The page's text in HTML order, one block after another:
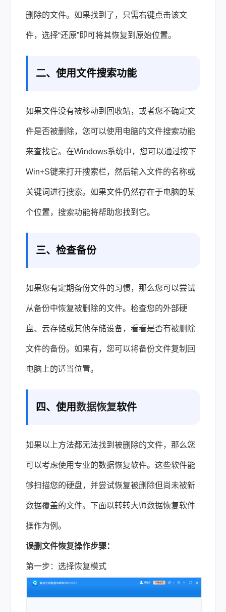
删除的文件。如果找到了，只需右键点击该文
件，选择“还原”即可将其恢复到原始位置。
二、使用文件搜索功能
如果文件没有被移动到回收站，或者您不确定文
件是否被删除，您可以使用电脑的文件搜索功能
来查找它。在Windows系统中，您可以通过按下
Win+S键来打开搜索栏，然后输入文件的名称或
关键词进行搜索。如果文件仍然存在于电脑的某
个位置，搜索功能将帮助您找到它。
三、检查备份
如果您有定期备份文件的习惯，那么您可以尝试
从备份中恢复被删除的文件。检查您的外部硬
盘、云存储或其他存储设备，看看是否有被删除
文件的备份。如果有，您可以将备份文件复制回
电脑上的适当位置。
四、使用数据恢复软件
如果以上方法都无法找到被删除的文件，那么您
可以考虑使用专业的数据恢复软件。这些软件能
够扫描您的硬盘，并尝试恢复被删除但尚未被新
数据覆盖的文件。下面以转转大师数据恢复软件
操作为例。
误删文件恢复操作步骤：
第一步：选择恢复模式